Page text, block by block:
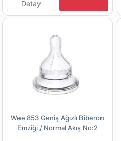
Detay
Wee 853 Geniş Ağızlı Biberon
Emziği / Normal Akış No:2